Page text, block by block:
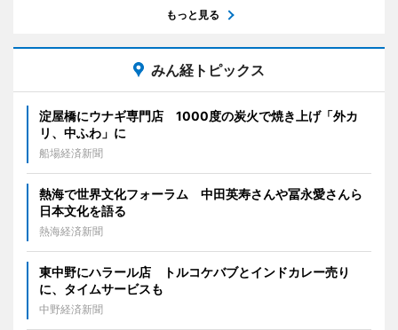
もっと見る
みん経トピックス
淀屋橋にウナギ専門店 1000度の炭火で焼き上げ「外カ
リ、中ふわ」に
船場経済新聞
熱海で世界文化フォーラム 中田英寿さんや冨永愛さんら
日本文化を語る
熱海経済新聞
東中野にハラール店 トルコケバブとインドカレー売り
に、タイムサービスも
中野経済新聞